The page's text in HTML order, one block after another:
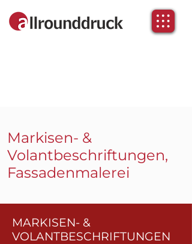
Markisen- &
Volantbeschriftungen,
Fassadenmalerei
MARKISEN- &
VOLANTBESCHRIFTUNGEN